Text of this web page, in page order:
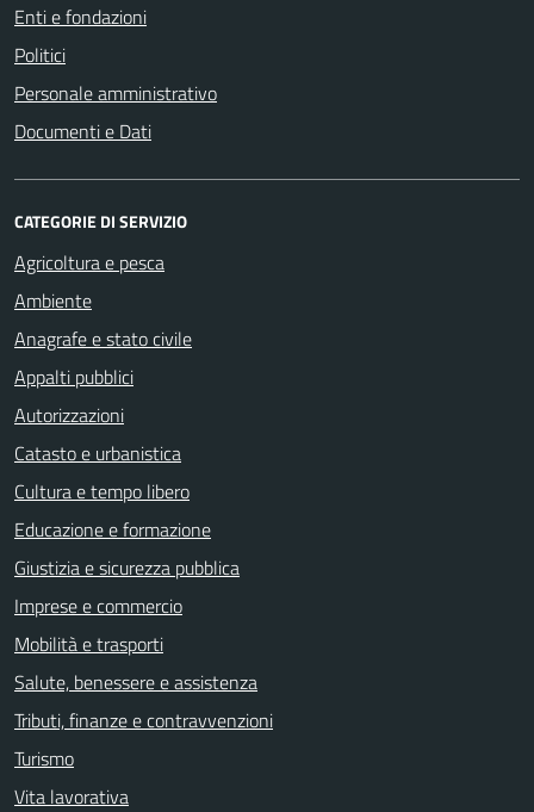
Enti e fondazioni
Politici
Personale amministrativo
Documenti e Dati
CATEGORIE DI SERVIZIO
Agricoltura e pesca
Ambiente
Anagrafe e stato civile
Appalti pubblici
Autorizzazioni
Catasto e urbanistica
Cultura e tempo libero
Educazione e formazione
Giustizia e sicurezza pubblica
Imprese e commercio
Mobilità e trasporti
Salute, benessere e assistenza
Tributi, finanze e contravvenzioni
Turismo
Vita lavorativa